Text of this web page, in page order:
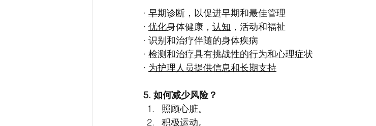
· 早期诊断 ，以促进早期和最佳管理
· 优化身体健康， 认知 ，活动和福祉
· 识别和治疗伴随的身体疾病
· 检测和治疗具有挑战性的行为和心理症状
· 为护理人员提供信息和长期支持
5. 如何减少风险？
照顾心脏。
积极运动。